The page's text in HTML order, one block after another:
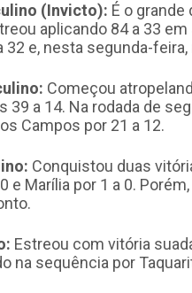
(Invicto): É o
aplicando 84 a 33
32 e, nesta segunda-
Começou
39 a 14. Na rodada de
Campos por 21 a 12.
Conquistou duas
e Marília por 1 a 0.
Estreou com vitória
na sequência por